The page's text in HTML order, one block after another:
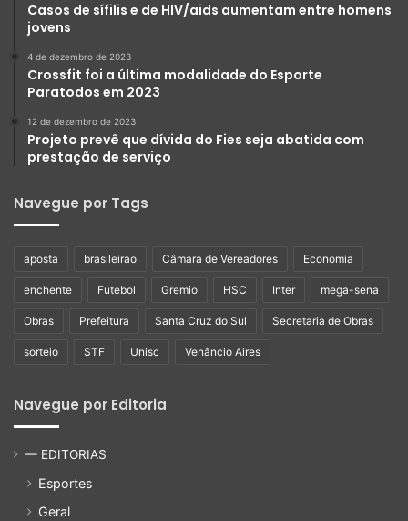
Casos de sífilis e de HIV/aids aumentam entre homens
jovens
4 de dezembro de 2023
Crossfit foi a última modalidade do Esporte
Paratodos em 2023
12 de dezembro de 2023
Projeto prevê que dívida do Fies seja abatida com
prestação de serviço
Navegue por Tags
aposta brasileirao Câmara de Vereadores Economia
enchente Futebol Gremio HSC Inter mega-sena
Obras Prefeitura Santa Cruz do Sul Secretaria de Obras
sorteio STF Unisc Venâncio Aires
Navegue por Editoria
— EDITORIAS
Esportes
Geral